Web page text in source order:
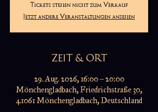
Tickets stehen nicht zum Verkauf
Jetzt andere Veranstaltungen ansehen
ZEIT & ORT
29. Aug. 2026, 16:00 – 20:00
Mönchengladbach, Friedrichstraße 30,
41061 Mönchengladbach, Deutschland